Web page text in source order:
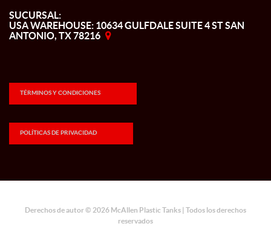
SUCURSAL:
USA WAREHOUSE: 10634 GULFDALE SUITE 4 ST SAN
ANTONIO, TX 78216
TÉRMINOS Y CONDICIONES
POLÍTICAS DE PRIVACIDAD
Derechos de autor © 2026 McAllen Plastic Tanks | Todos los derechos
reservados